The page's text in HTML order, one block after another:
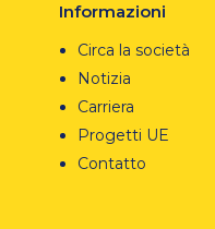
Informazioni
Circa la società
Notizia
Carriera
Progetti UE
Contatto